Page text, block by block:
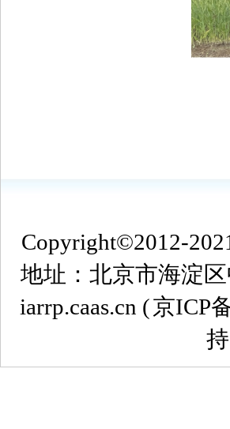
Copyright©2012-
地址：北京市海淀
iarrp.caas.cn (京ICP